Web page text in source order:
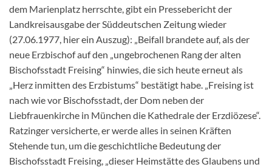
dem Marienplatz herrschte, gibt ein Pressebericht der
Landkreisausgabe der Süddeutschen Zeitung wieder
(27.06.1977, hier ein Auszug): „Beifall brandete auf, als der
neue Erzbischof auf den „ungebrochenen Rang der alten
Bischofsstadt Freising“ hinwies, die sich heute erneut als
„Herz inmitten des Erzbistums“ bestätigt habe. „Freising ist
nach wie vor Bischofsstadt, der Dom neben der
Liebfrauenkirche in München die Kathedrale der Erzdiözese“.
Ratzinger versicherte, er werde alles in seinen Kräften
Stehende tun, um die geschichtliche Bedeutung der
Bischofsstadt Freising, „dieser Heimstätte des Glaubens und